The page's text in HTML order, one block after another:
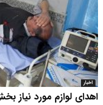
اخبار
اهدای لوازم مورد نیاز